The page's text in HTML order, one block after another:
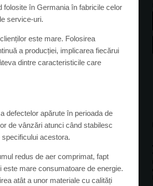
folosite în Germania în fabricile celor
service-uri.
este mare. Folosirea
a producției, implicarea fiecărui
dintre caracteristicile care
defectelor apărute în perioada de
de vânzări atunci când stabilesc
acestora.
redus de aer comprimat, fapt
mare consumatoare de energie.
atât a unor materiale cu calități